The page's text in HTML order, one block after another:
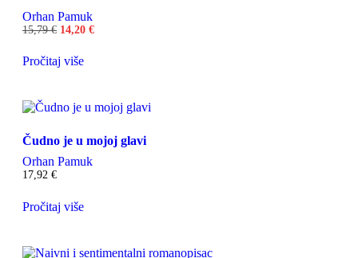
Orhan Pamuk
15,79€ 14,20 €
Pročitaj više
Čudno je u mojoj glavi
Orhan Pamuk
17,92 €
Pročitaj više